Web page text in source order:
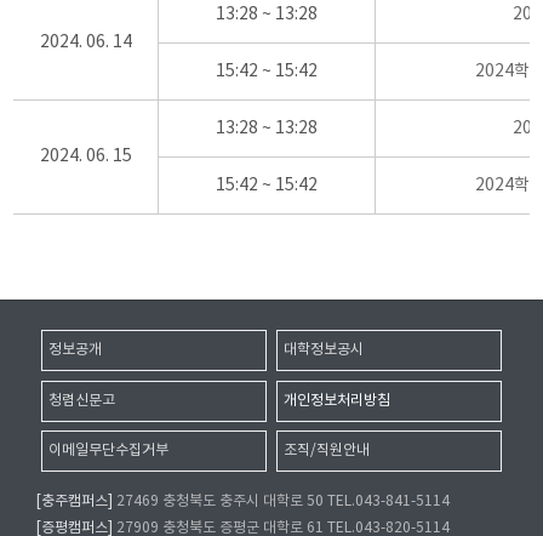
2024. 06. 14
13:28 ~ 13:28
15:42 ~ 15:42 2024학
2024. 06. 15
13:28 ~ 13:28
15:42 ~ 15:42 2024학
정보공개 대학정보공시
청렴신문고 개인정보처리방침
이메일무단수집거부 조직/직원안내
[충주캠퍼스]
27469 충청북도 충주시 대학로 50 TEL.043-841-5114
[증평캠퍼스]
27909 충청북도 증평군 대학로 61 TEL.043-820-5114